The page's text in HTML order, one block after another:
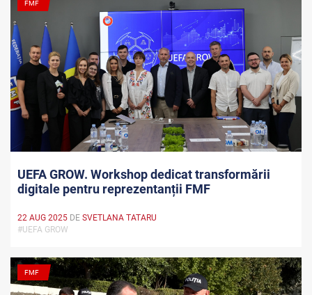
FMF
UEFA GROW. Workshop dedicat transformării
digitale pentru reprezentanții FMF
22 AUG 2025 DE SVETLANA TATARU
#UEFA GROW
FMF